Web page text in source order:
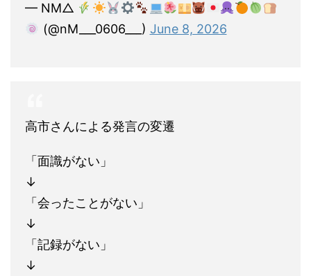
— NM△
(@nM___0606___) June 8, 2026
高市さんによる発言の変遷
「面識がない」
↓
「会ったことがない」
↓
「記録がない」
↓